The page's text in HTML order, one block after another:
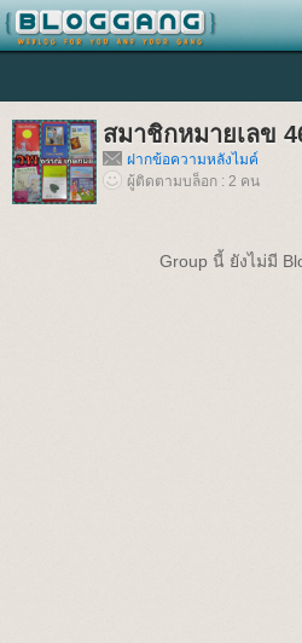
สมาชิกหมายเลข
ฝากข้อความหลังไมค์
ผู้ติดตามบล็อก : 2 คน
Group นี้ ยังไม่มี